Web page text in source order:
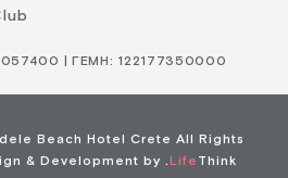
| ΓΕΜΗ: 122177350000
Beach Hotel Crete All Rights
& Development by . Life Think